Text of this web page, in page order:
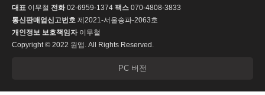
대표 이무철 전화02-6959-1374 팩스 070-4808-3833
통신판매업신고번호 제2021-서울송파-2063호
개인정보 보호책임자이무철
Copyright © 2022 원앱. All Rights Reserved.
PC 버전